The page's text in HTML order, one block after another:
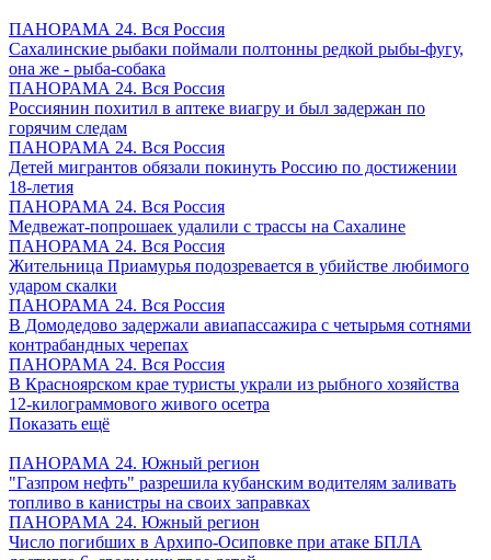
ПАНОРАМА 24. Вся Россия
Сахалинские рыбаки поймали полтонны редкой рыбы-фугу,
она же - рыба-собака
ПАНОРАМА 24. Вся Россия
Россиянин похитил в аптеке виагру и был задержан по
горячим следам
ПАНОРАМА 24. Вся Россия
Детей мигрантов обязали покинуть Россию по достижении
18-летия
ПАНОРАМА 24. Вся Россия
Медвежат-попрошаек удалили с трассы на Сахалине
ПАНОРАМА 24. Вся Россия
Жительница Приамурья подозревается в убийстве любимого
ударом скалки
ПАНОРАМА 24. Вся Россия
В Домодедово задержали авиапассажира с четырьмя сотнями
контрабандных черепах
ПАНОРАМА 24. Вся Россия
В Красноярском крае туристы украли из рыбного хозяйства
12-килограммового живого осетра
Показать ещё
ПАНОРАМА 24. Южный регион
"Газпром нефть" разрешила кубанским водителям заливать
топливо в канистры на своих заправках
ПАНОРАМА 24. Южный регион
Число погибших в Архипо-Осиповке при атаке БПЛА